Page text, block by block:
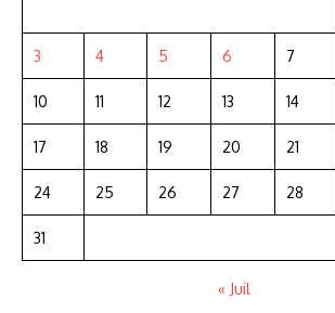
3 4 5 6 7
10 11 12 13 14
17 18 19 20 21
24 25 26 27 28
31
« Juil